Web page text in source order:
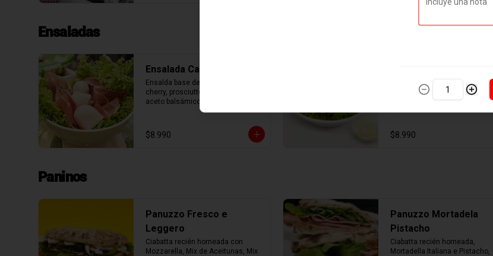
Ensaladas
Ensalada Caprese
Ensalda base de lechuga, tomate
cherry, prosciutto, bocconcini y
aceto balsámico.
$8.990
Ensalada base de lechuga, pollo
salteado, queso parmesano,
$8.990
Paninos
Panuzzo Fresco e
Leggero
Ciabatta recién horneada con
Mozzarella, Mix de Aceitunas, Mix
Panuzzo Mortadela
Pistacho
Ciabatta recién horneada,
Mortadella Italiana e Pistacho,